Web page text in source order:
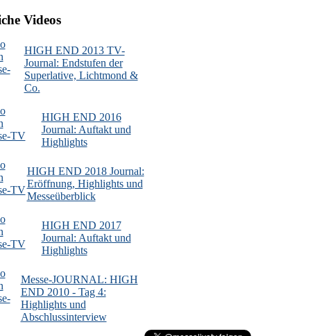
Videos
HIGH END 2013 TV-
Journal: Endstufen der
Superlative, Lichtmond &
Co.
HIGH END 2016
Journal: Auftakt und
Highlights
HIGH END 2018 Journal:
Eröffnung, Highlights und
Messeüberblick
HIGH END 2017
Journal: Auftakt und
Highlights
Messe-JOURNAL: HIGH
END 2010 - Tag 4:
Highlights und
Abschlussinterview